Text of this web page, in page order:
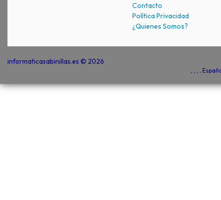
Contacto
Política Privacidad
¿Quienes Somos?
informaticasabinillas.es © 2026
, , , ,